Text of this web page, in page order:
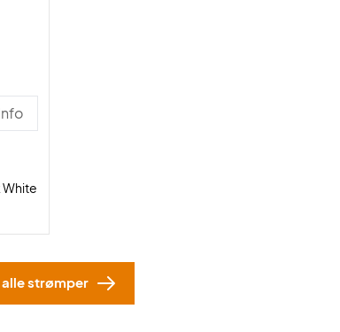
White
alle strømper